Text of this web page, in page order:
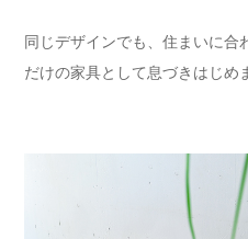
同じデザインでも、住まいに合
だけの家具として息づきはじめ